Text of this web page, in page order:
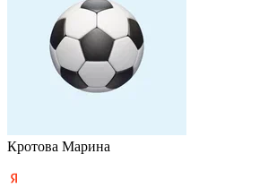
Кротова Марина